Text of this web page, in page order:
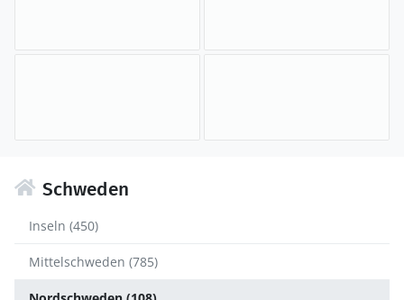
Schweden
Inseln (450)
Mittelschweden (785)